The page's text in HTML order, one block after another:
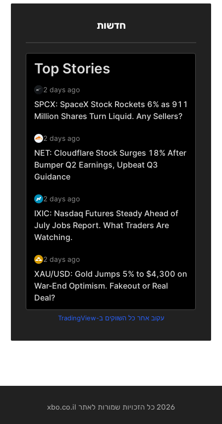
חדשות
עקוב אחר כל השווקים ב-TradingView
2026 כל הזכויות שמורות לאתר xbo.co.il